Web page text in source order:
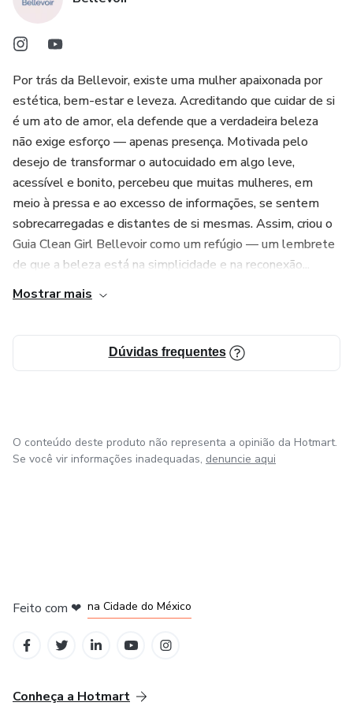
Comece hoje a viver sua melhor versão — seja Bellevoir.
Por trás da Bellevoir, existe uma mulher apaixonada por
estética, bem-estar e leveza. Acreditando que cuidar de si
é um ato de amor, ela defende que a verdadeira beleza
não exige esforço — apenas presença. Motivada pelo
desejo de transformar o autocuidado em algo leve,
acessível e bonito, percebeu que muitas mulheres, em
meio à pressa e ao excesso de informações, se sentem
sobrecarregadas e distantes de si mesmas. Assim, criou o
Guia Clean Girl Bellevoir como um refúgio — um lembrete
de que a beleza está na simplicidade e na reconexão...
Mostrar mais
Dúvidas frequentes
O conteúdo deste produto não representa a opinião da Hotmart.
Se você vir informações inadequadas, denuncie aqui
Feito com ❤ na Cidade do México
Conheça a Hotmart